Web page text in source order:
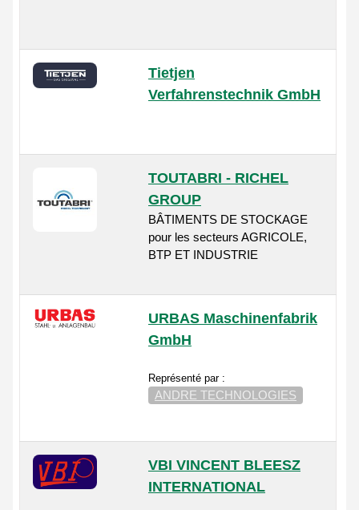
Tietjen
Verfahrenstechnik GmbH
TOUTABRI - RICHEL
GROUP
BÂTIMENTS DE STOCKAGE
pour les secteurs AGRICOLE,
BTP ET INDUSTRIE
URBAS Maschinenfabrik
GmbH
Représenté par :
ANDRE TECHNOLOGIES
VBI VINCENT BLEESZ
INTERNATIONAL